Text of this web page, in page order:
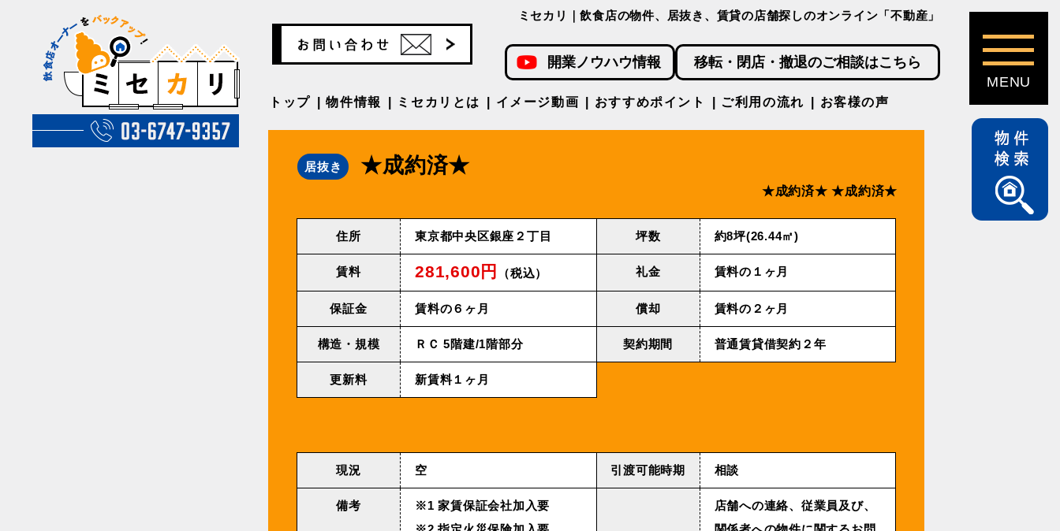
ミセカリ｜飲食店の物件、居抜き、賃貸の店舗探しのオンライン「不動産」
開業ノウハウ情報 移転・閉店・撤退のご相談はこちら
トップ 物件情報 ミセカリとは イメージ動画 おすすめポイント ご利用の流れ お客様の声
居抜き ★成約済★
★成約済★ ★成約済★
住所 東京都中央区銀座２丁目 坪数 約8坪(26.44㎡)
賃料 281,600円 （税込） 礼金 賃料の１ヶ月
保証金 賃料の６ヶ月 償却 賃料の２ヶ月
構造・規模 ＲＣ 5階建/1階部分 契約期間 普通賃貸借契約２年
更新料 新賃料１ヶ月
現況 空 引渡可能時期 相談
備考
※1 家賃保証会社加入要
店舗への連絡、従業員及び、